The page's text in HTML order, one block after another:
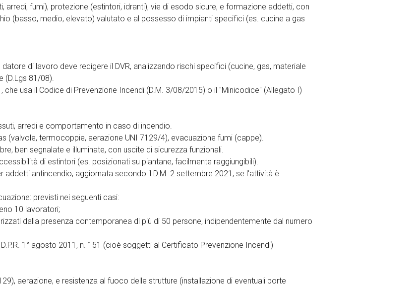
arredi, fumi), protezione (estintori, idranti), vie di esodo sicure, e formazione addetti, con
(basso, medio, elevato) valutato e al possesso di impianti specifici (es. cucine a gas
di lavoro deve redigere il DVR, analizzando rischi specifici (cucine, gas, materiale
(D.Lgs 81/08).
usa il Codice di Prevenzione Incendi (D.M. 3/08/2015) o il "Minicodice" (Allegato I)
arredi e comportamento in caso di incendio.
(valvole, termocoppie, aerazione UNI 7129/4), evacuazione fumi (cappe).
ben segnalate e illuminate, con uscite di sicurezza funzionali.
di estintori (es. posizionati su piantane, facilmente raggiungibili).
antincendio, aggiornata secondo il D.M. 2 settembre 2021, se l'attività è
previsti nei seguenti casi:
10 lavoratori;
dalla presenza contemporanea di più di 50 persone, indipendentemente dal numero
1° agosto 2011, n. 151 (cioè soggetti al Certificato Prevenzione Incendi)
aerazione, e resistenza al fuoco delle strutture (installazione di eventuali porte